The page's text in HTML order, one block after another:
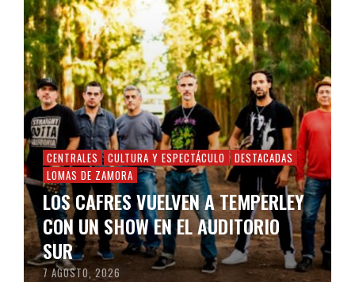
CENTRALES CULTURA Y ESPECTÁCULO
DESTACADAS
LOMAS DE ZAMORA
LOS CAFRES VUELVEN A TEMPERLEY
CON UN SHOW EN EL AUDITORIO
SUR
7 AGOSTO, 2026